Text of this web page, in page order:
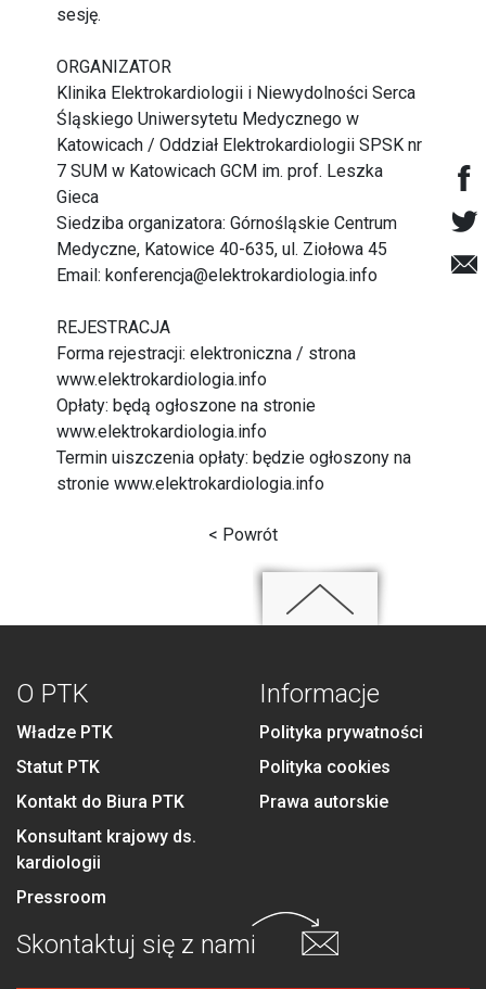
sesję.
ORGANIZATOR
Klinika Elektrokardiologii i Niewydolności Serca
Śląskiego Uniwersytetu Medycznego w
Katowicach / Oddział Elektrokardiologii SPSK nr
7 SUM w Katowicach GCM im. prof. Leszka
Gieca
Siedziba organizatora: Górnośląskie Centrum
Medyczne, Katowice 40-635, ul. Ziołowa 45
Email: konferencja@elektrokardiologia.info
REJESTRACJA
Forma rejestracji: elektroniczna / strona
www.elektrokardiologia.info
Opłaty: będą ogłoszone na stronie
www.elektrokardiologia.info
Termin uiszczenia opłaty: będzie ogłoszony na
stronie www.elektrokardiologia.info
< Powrót
O PTK
Władze PTK
Statut PTK
Kontakt do Biura PTK
Konsultant krajowy ds.
kardiologii
Pressroom
Informacje
Polityka prywatności
Polityka cookies
Prawa autorskie
Skontaktuj się z nami